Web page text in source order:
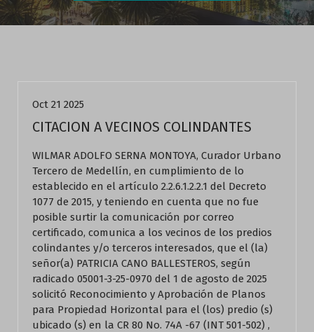
Oct 21 2025
CITACION A VECINOS COLINDANTES
WILMAR ADOLFO SERNA MONTOYA, Curador Urbano
Tercero de Medellín, en cumplimiento de lo
establecido en el artículo 2.2.6.1.2.2.1 del Decreto
1077 de 2015, y teniendo en cuenta que no fue
posible surtir la comunicación por correo
certificado, comunica a los vecinos de los predios
colindantes y/o terceros interesados, que el (la)
señor(a) PATRICIA CANO BALLESTEROS, según
radicado 05001-3-25-0970 del 1 de agosto de 2025
solicitó Reconocimiento y Aprobación de Planos
para Propiedad Horizontal para el (los) predio (s)
ubicado (s) en la CR 80 No. 74A -67 (INT 501-502) ,